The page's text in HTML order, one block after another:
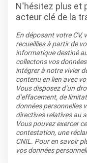
N'hésitez plus et
acteur clé de la
En déposant votre CV,
recueillies à partir de
informatique destiné
collectons vos
intégrer à notre vivier
contenu en lien avec
Vous disposez d’un
d’effacement, de
données personnelles
directives relatives au
Vous pouvez exercer
contestation, une
CNIL. Pour en savoir
vos données